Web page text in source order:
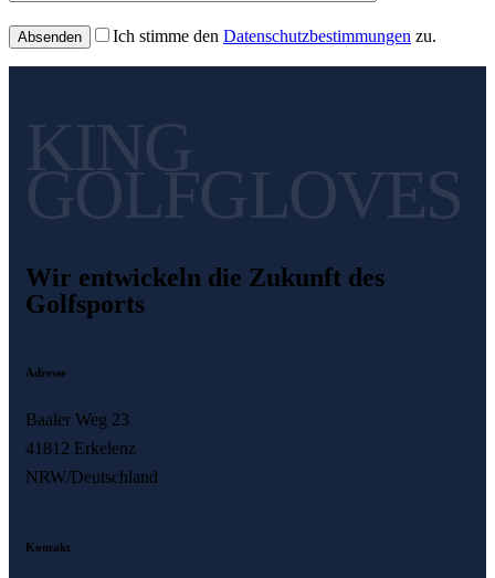
Ich stimme den Datenschutzbestimmungen zu.
Wir entwickeln die Zukunft des
Golfsports
Adresse
Baaler Weg 23
41812 Erkelenz
NRW/Deutschland
Kontakt